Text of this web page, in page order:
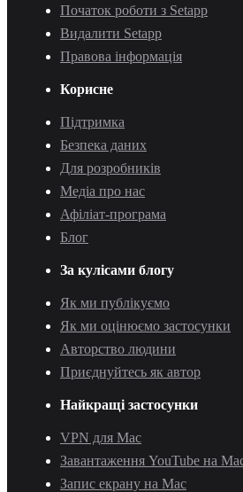
Початок роботи з Setapp
Видалити Setapp
Правова інформація
Корисне
Підтримка
Безпека даних
Для розробників
Медіа про нас
Афіліат-програма
Блог
За кулісами блогу
Як ми публікуємо
Як ми оцінюємо застосунки
Авторство людини
Приєднуйтесь як автор
Найкращі застосунки
VPN для Mac
Завантаження YouTube на
Запис екрану на Mac